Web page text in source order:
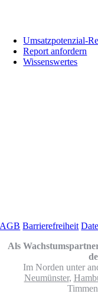
Umsatzpotenzial-
Report anfordern
Wissenswertes
AGB Barrierefreiheit
Als
Im Norden unter
Neumünster,